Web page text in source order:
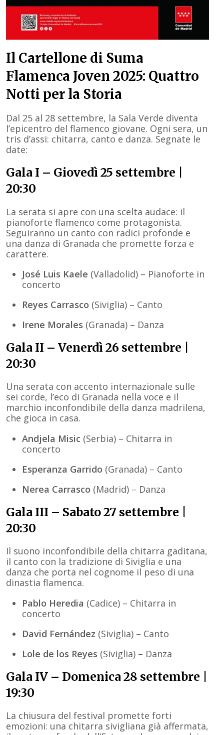
Il Cartellone di Suma
Flamenca Joven 2025: Quattro
Notti per la Storia
Dal 25 al 28 settembre, la Sala Verde diventa
l’epicentro del flamenco giovane. Ogni sera, un
tris d’assi: chitarra, canto e danza. Segnate le
date:
Gala I – Giovedì 25 settembre |
20:30
La serata si apre con una scelta audace: il
pianoforte flamenco come protagonista.
Seguiranno un canto con radici profonde e
una danza di Granada che promette forza e
carattere.
José Luis Kaele (Valladolid) – Pianoforte in
concerto
Reyes Carrasco (Siviglia) – Canto
Irene Morales (Granada) – Danza
Gala II – Venerdì 26 settembre |
20:30
Una serata con accento internazionale sulle
sei corde, l’eco di Granada nella voce e il
marchio inconfondibile della danza madrilena,
che gioca in casa.
Andjela Misic (Serbia) – Chitarra in
concerto
Esperanza Garrido (Granada) – Canto
Nerea Carrasco (Madrid) – Danza
Gala III – Sabato 27 settembre |
20:30
Il suono inconfondibile della chitarra gaditana,
il canto con la tradizione di Siviglia e una
danza che porta nel cognome il peso di una
dinastia flamenca.
Pablo Heredia (Cadice) – Chitarra in
concerto
David Fernández (Siviglia) – Canto
Lole de los Reyes (Siviglia) – Danza
Gala IV – Domenica 28 settembre |
19:30
La chiusura del festival promette forti
emozioni: una chitarra sivigliana già affermata,